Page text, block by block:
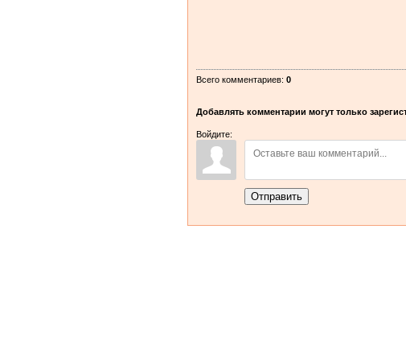
Всего комментариев: 0
Добавлять комментарии могут только
Войдите:
Отправить